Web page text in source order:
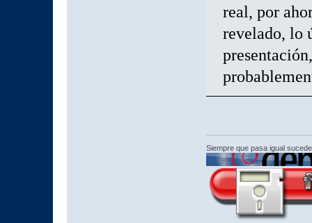
real, por
revelado, lo
Siempre que pasa igual